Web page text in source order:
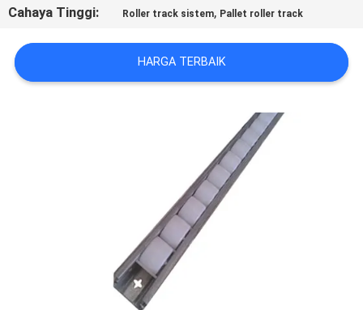
KEBIJAKAN
PRIVASI
Cahaya Tinggi: Roller track sistem, Pallet roller track
HARGA TERBAIK